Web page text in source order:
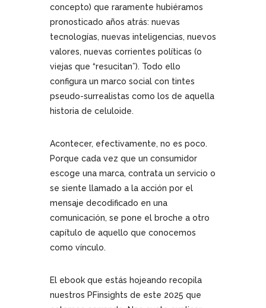
concepto) que raramente hubiéramos
pronosticado años atrás: nuevas
tecnologías, nuevas inteligencias, nuevos
valores, nuevas corrientes políticas (o
viejas que “resucitan”). Todo ello
configura un marco social con tintes
pseudo-surrealistas como los de aquella
historia de celuloide.
Acontecer, efectivamente, no es poco.
Porque cada vez que un consumidor
escoge una marca, contrata un servicio o
se siente llamado a la acción por el
mensaje decodificado en una
comunicación, se pone el broche a otro
capítulo de aquello que conocemos
como vínculo.
El ebook que estás hojeando recopila
nuestros PFinsights de este 2025 que